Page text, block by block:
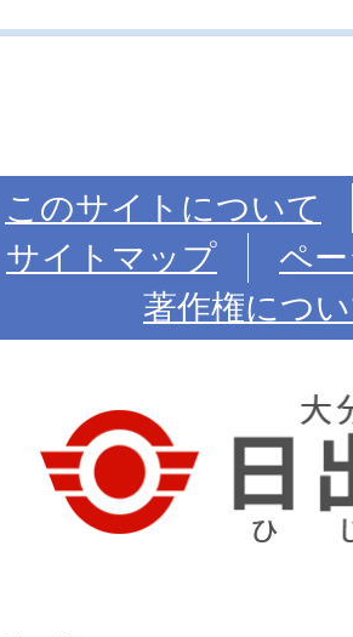
このサイトについて
サイトマップ
ペ
著作権につ